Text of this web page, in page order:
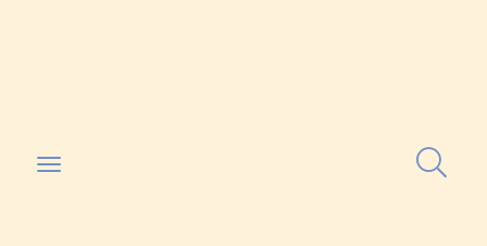
Toggle